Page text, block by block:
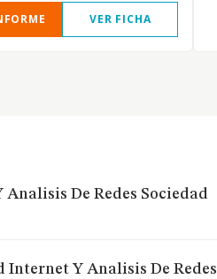
VER FICHA
De Redes Sociedad
Y Analisis De Redes